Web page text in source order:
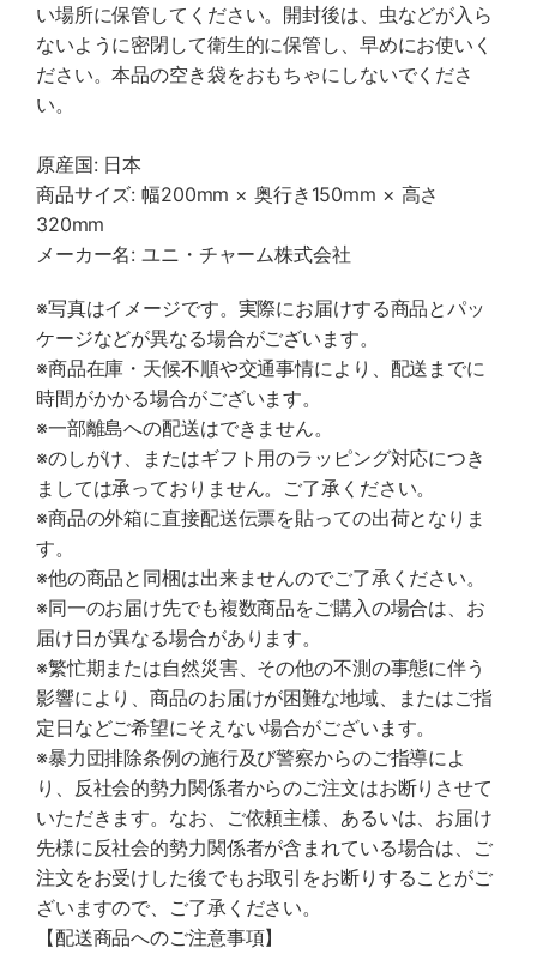
い場所に保管してください。開封後は、虫などが入ら
ないように密閉して衛生的に保管し、早めにお使いく
ださい。本品の空き袋をおもちゃにしないでくださ
い。
原産国: 日本
商品サイズ: 幅200mm × 奥行き150mm × 高さ
320mm
メーカー名: ユニ・チャーム株式会社
※写真はイメージです。実際にお届けする商品とパッ
ケージなどが異なる場合がございます。
※商品在庫・天候不順や交通事情により、配送までに
時間がかかる場合がございます。
※一部離島への配送はできません。
※のしがけ、またはギフト用のラッピング対応につき
ましては承っておりません。ご了承ください。
※商品の外箱に直接配送伝票を貼っての出荷となりま
す。
※他の商品と同梱は出来ませんのでご了承ください。
※同一のお届け先でも複数商品をご購入の場合は、お
届け日が異なる場合があります。
※繁忙期または自然災害、その他の不測の事態に伴う
影響により、商品のお届けが困難な地域、またはご指
定日などご希望にそえない場合がございます。
※暴力団排除条例の施行及び警察からのご指導によ
り、反社会的勢力関係者からのご注文はお断りさせて
いただきます。なお、ご依頼主様、あるいは、お届け
先様に反社会的勢力関係者が含まれている場合は、ご
注文をお受けした後でもお取引をお断りすることがご
ざいますので、ご了承ください。
【配送商品へのご注意事項】